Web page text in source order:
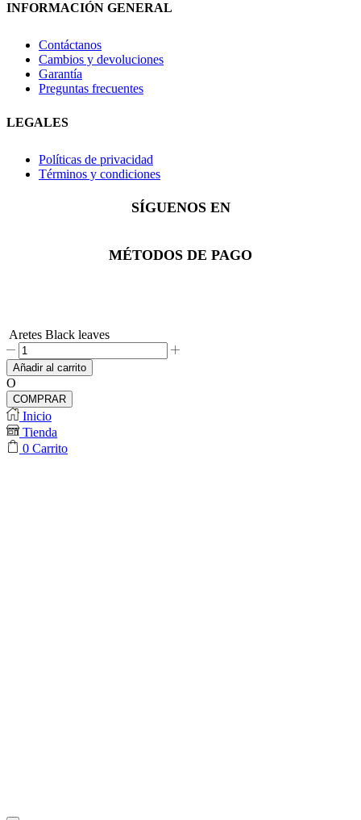
INFORMACIÓN GENERAL
Contáctanos
Cambios y devoluciones
Garantía
Preguntas frecuentes
LEGALES
Políticas de privacidad
Términos y condiciones
SÍGUENOS EN
Facebook
Instagram
Whatsapp
MÉTODOS DE PAGO
Aretes Black leaves
Aretes
Black
leaves
cantidad
Añadir al carrito
O
COMPRAR
Inicio
Tienda
0 Carrito